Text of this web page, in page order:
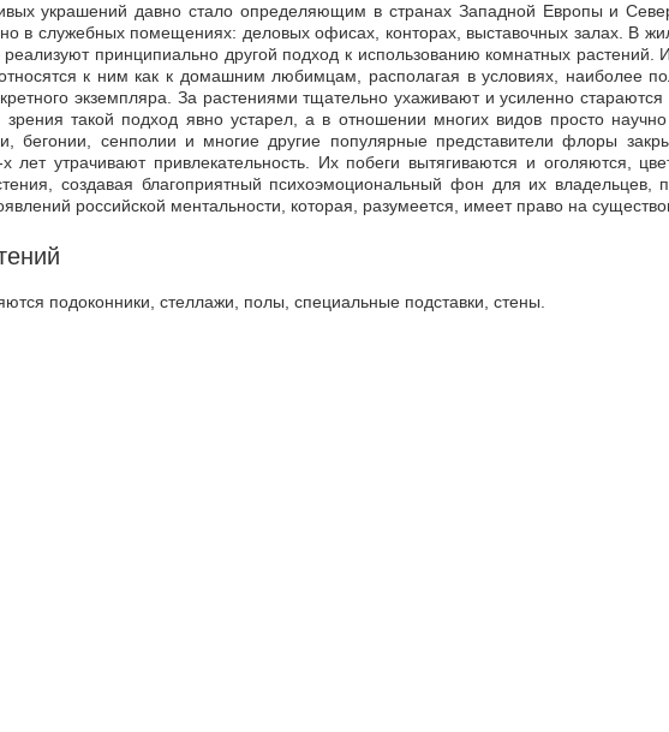
украшений давно стало определяющим в странах Западной Европы и
в служебных помещениях: деловых офисах, конторах, выставочных залах. В
принципиально другой подход к использованию комнатных растений.
к ним как к домашним любимцам, располагая в условиях, наиболее
экземпляра. За растениями тщательно ухаживают и усиленно стараются
такой подход явно устарел, а в отношении многих видов просто
бегонии, сенполии и многие другие популярные представители флоры
утрачивают привлекательность. Их побеги вытягиваются и оголяются,
создавая благоприятный психоэмоциональный фон для их владельцев,
российской ментальности, которая, разумеется, имеет право на
подоконники, стеллажи, полы, специальные подставки, стены.